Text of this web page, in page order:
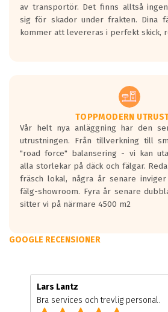
av transportör. Det finns alltså
sig för skador under frakten. Dina
kommer att levereras i perfekt skick,
TOPPMODERN
Vår helt nya anläggning har den
utrustningen. Från tillverkning till
"road force" balansering - vi kan
alla storlekar på däck och fälgar.
fräsch lokal, några år senare
fälg-showroom. Fyra år senare
sitter vi på närmare 4500 m2
GOOGLE RECENSIONER
Lars Lantz
Bra services och trevlig personal.